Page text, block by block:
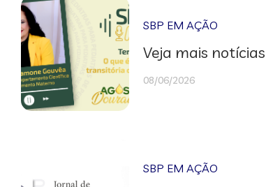
SBP EM AÇÃO
Veja mais notícias
08/06/2026
SBP EM AÇÃO